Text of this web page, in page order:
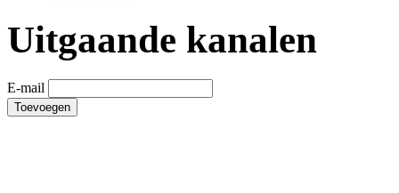
Uitgaande kanalen
E-mail
Toevoegen